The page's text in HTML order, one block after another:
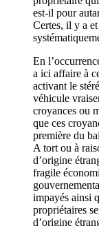
est-il pour
Certes, il y a
En
a ici affaire à
activant le
véhicule
croyances ou
que ces
première du
A tort ou à
d’origine
fragile
impayés ainsi
propriétaires
d’origine